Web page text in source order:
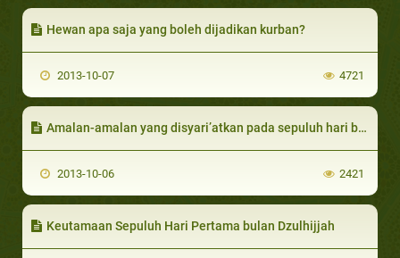
Hewan apa saja yang boleh dijadikan kurban?
2013-10-07 4721
Amalan-amalan yang disyari’atkan pada sepuluh hari bulan Dzulhijjah
2013-10-06 2421
Keutamaan Sepuluh Hari Pertama bulan Dzulhijjah